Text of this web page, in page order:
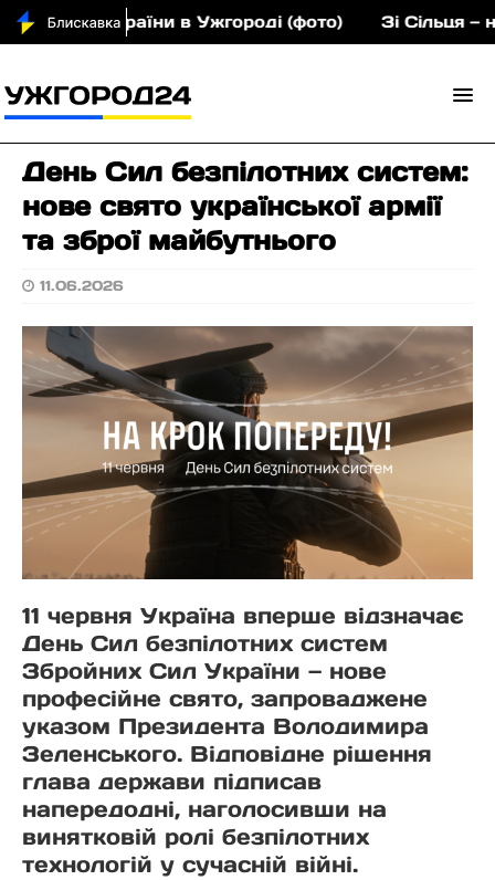
України в Ужгороді (фото) Зі Сільця — на
День Сил безпілотних систем:
нове свято української армії
та зброї майбутнього
11.06.2026
11 червня Україна вперше відзначає
День Сил безпілотних систем
Збройних Сил України — нове
професійне свято, запроваджене
указом Президента Володимира
Зеленського. Відповідне рішення
глава держави підписав
напередодні, наголосивши на
винятковій ролі безпілотних
технологій у сучасній війні.